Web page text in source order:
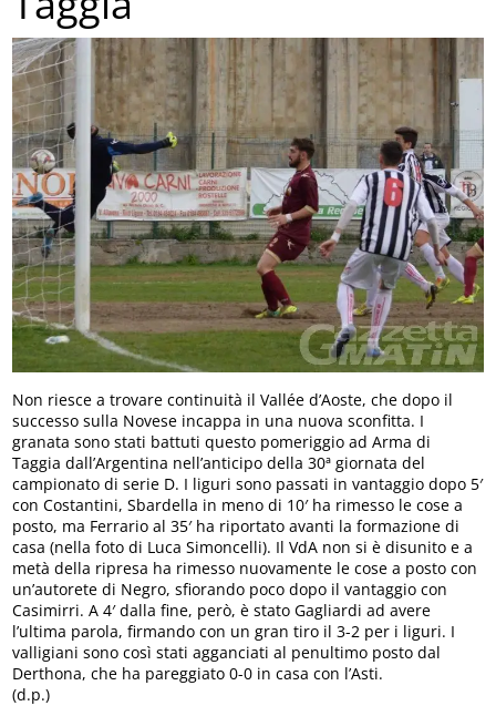
Non riesce a trovare continuità il Vallée d’Aoste, che dopo il
successo sulla Novese incappa in una nuova sconfitta. I
granata sono stati battuti questo pomeriggio ad Arma di
Taggia dall’Argentina nell’anticipo della 30ª giornata del
campionato di serie D. I liguri sono passati in vantaggio dopo 5′
con Costantini, Sbardella in meno di 10′ ha rimesso le cose a
posto, ma Ferrario al 35′ ha riportato avanti la formazione di
casa (nella foto di Luca Simoncelli). Il VdA non si è disunito e a
metà della ripresa ha rimesso nuovamente le cose a posto con
un’autorete di Negro, sfiorando poco dopo il vantaggio con
Casimirri. A 4′ dalla fine, però, è stato Gagliardi ad avere
l’ultima parola, firmando con un gran tiro il 3-2 per i liguri. I
valligiani sono così stati agganciati al penultimo posto dal
Derthona, che ha pareggiato 0-0 in casa con l’Asti.
(d.p.)